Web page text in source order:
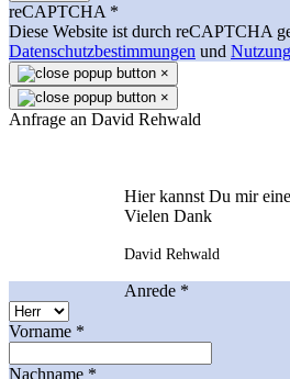
reCAPTCHA *
Diese Website ist durch reCAPTCHA
Datenschutzbestimmungen und
×
×
Anfrage an David Rehwald
Hier kannst Du mir
Vielen Dank
David Rehwald
Anrede *
Vorname *
Nachname *